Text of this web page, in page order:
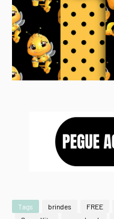
Tags brindes FREE